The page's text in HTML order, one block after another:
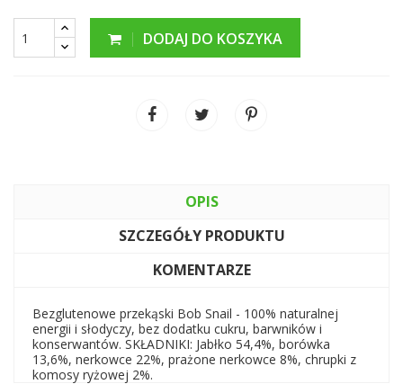
DODAJ DO KOSZYKA
OPIS
SZCZEGÓŁY PRODUKTU
KOMENTARZE
Bezglutenowe przekąski Bob Snail - 100% naturalnej
energii i słodyczy, bez dodatku cukru, barwników i
konserwantów. SKŁADNIKI: Jabłko 54,4%, borówka
13,6%, nerkowce 22%, prażone nerkowce 8%, chrupki z
komosy ryżowej 2%.